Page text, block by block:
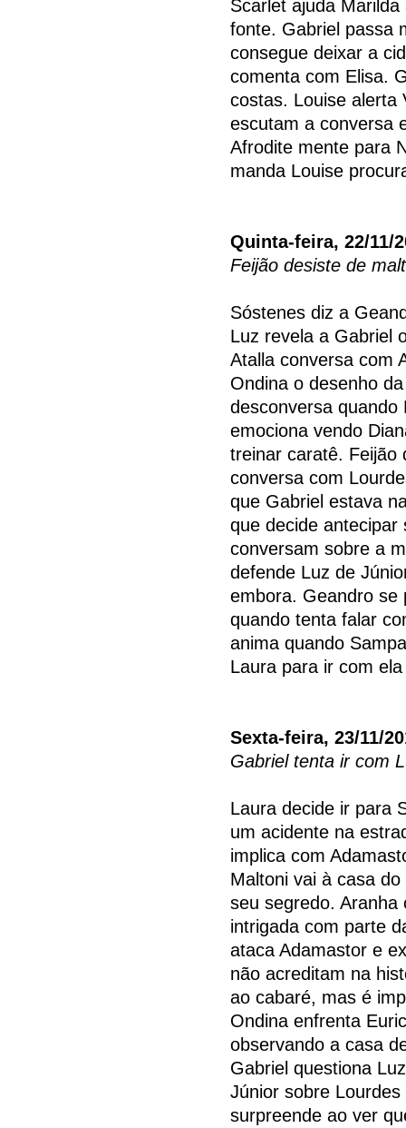
Scarlet ajuda
fonte. Gabriel passa
consegue deixar a
comenta com Elisa.
costas. Louise alerta
escutam a conversa
Afrodite mente para
manda Louise
Quinta-feira, 22/11/
Feijão desiste de
Sóstenes diz a
Luz revela a Gabriel
Atalla conversa com
Ondina o desenho
desconversa quando
emociona vendo
treinar caratê. Feijão
conversa com
que Gabriel estava
que decide antecipar
conversam sobre a
defende Luz de
embora. Geandro se
quando tenta falar
anima quando
Laura para ir com
Sexta-feira, 23/11/
Gabriel tenta ir com
Laura decide ir para
um acidente na
implica com
Maltoni vai à casa
seu segredo.
intrigada com parte
ataca Adamastor e
não acreditam na
ao cabaré, mas é
Ondina enfrenta
observando a casa
Gabriel questiona
Júnior sobre
surpreende ao ver